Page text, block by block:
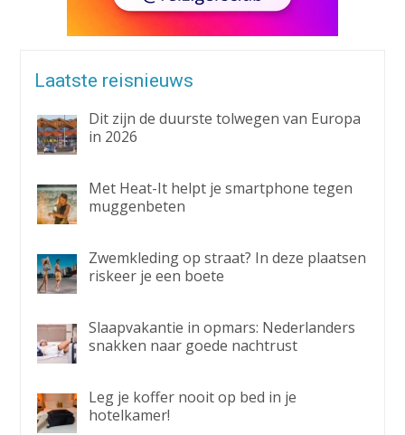
Laatste reisnieuws
Dit zijn de duurste tolwegen van Europa
in 2026
Met Heat-It helpt je smartphone tegen
muggenbeten
Zwemkleding op straat? In deze plaatsen
riskeer je een boete
Slaapvakantie in opmars: Nederlanders
snakken naar goede nachtrust
Leg je koffer nooit op bed in je
hotelkamer!